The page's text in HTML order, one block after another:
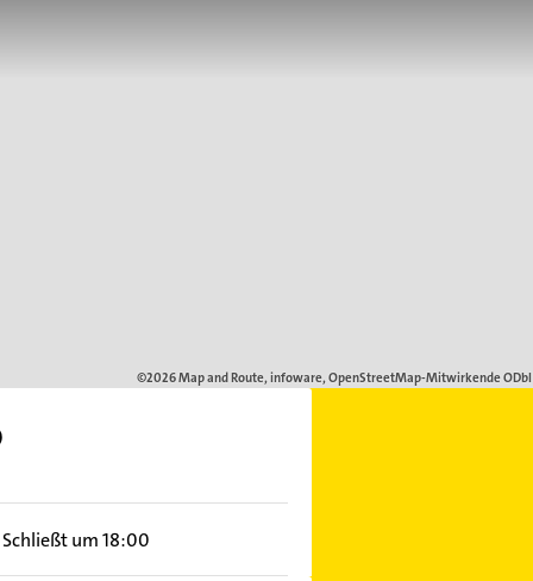
Schließt um 18:00